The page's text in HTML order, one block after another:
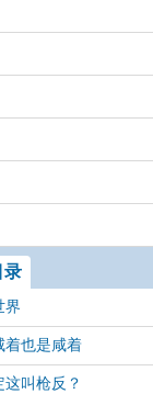
录
界
着也是咸着
叫枪反？